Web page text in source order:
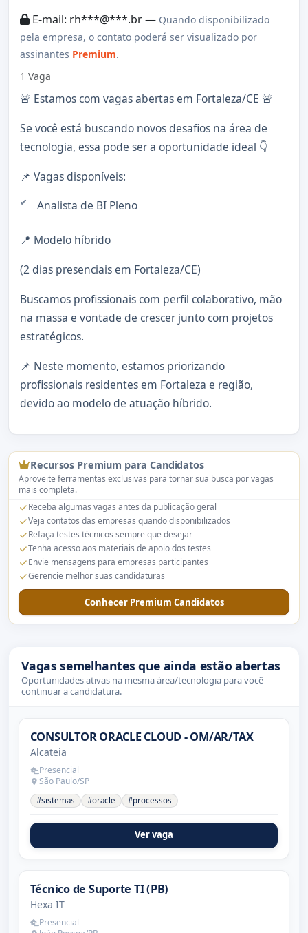
E-mail: rh***@***.br — Quando disponibilizado
pela empresa, o contato poderá ser visualizado por
assinantes Premium.
1 Vaga
🚨 Estamos com vagas abertas em Fortaleza/CE 🚨
Se você está buscando novos desafios na área de
tecnologia, essa pode ser a oportunidade ideal 👇
📌 Vagas disponíveis:
Analista de BI Pleno
📍 Modelo híbrido
(2 dias presenciais em Fortaleza/CE)
Buscamos profissionais com perfil colaborativo, mão
na massa e vontade de crescer junto com projetos
estratégicos.
📌 Neste momento, estamos priorizando
profissionais residentes em Fortaleza e região,
devido ao modelo de atuação híbrido.
Recursos Premium para Candidatos
Aproveite ferramentas exclusivas para tornar sua busca por vagas
mais completa.
Receba algumas vagas antes da publicação geral
Veja contatos das empresas quando disponibilizados
Refaça testes técnicos sempre que desejar
Tenha acesso aos materiais de apoio dos testes
Envie mensagens para empresas participantes
Gerencie melhor suas candidaturas
Conhecer Premium Candidatos
Vagas semelhantes que ainda estão abertas
Oportunidades ativas na mesma área/tecnologia para você
continuar a candidatura.
CONSULTOR ORACLE CLOUD - OM/AR/TAX
Alcateia
Presencial
São Paulo/SP
#sistemas #oracle #processos
Ver vaga
Técnico de Suporte TI (PB)
Hexa IT
Presencial